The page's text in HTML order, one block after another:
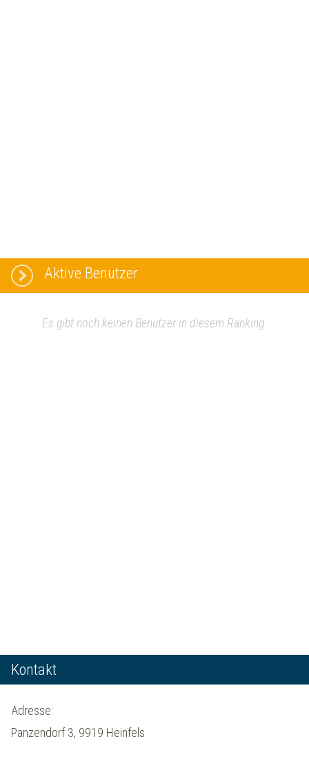
Aktive Benutzer
Es gibt noch keinen Benutzer in diesem Ranking.
Kontakt
Adresse:
Panzendorf 3, 9919 Heinfels